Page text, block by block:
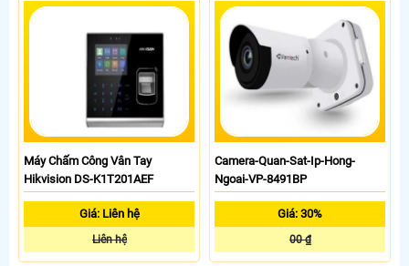
Máy Chấm Công Vân Tay
Hikvision DS-K1T201AEF
Giá: Liên hệ
Liên hệ
Camera-Quan-Sat-Ip-Hong-
Ngoai-VP-8491BP
Giá: 30%
00 ₫